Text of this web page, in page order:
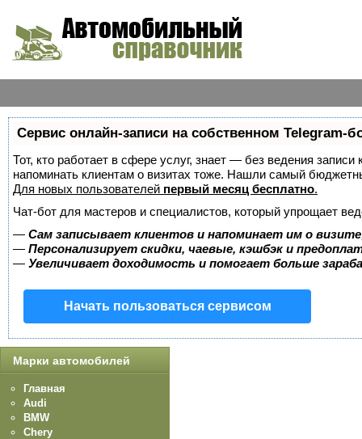
Сервис онлайн-записи на собственном Telegram-
Тот, кто работает в сфере услуг, знает — без ведения
напоминать клиентам о визитах тоже. Нашли самый
Для новых пользователей первый месяц бесплатно.
Чат-бот для мастеров и специалистов, который упрощает
— Сам записывает клиентов и напоминает им о
— Персонализирует скидки, чаевые, кэшбэк и
— Увеличивает доходимость и помогает больше
Начать пользоваться сервисом
Марки автомобилей
Главная
Audi
BMW
Chery